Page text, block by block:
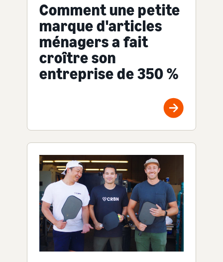
Comment une petite
marque d'articles
ménagers a fait
croître son
entreprise de 350 %